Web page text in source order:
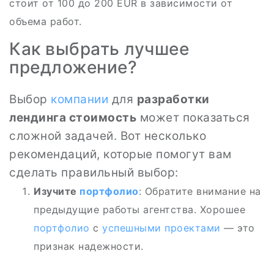
стоит от 100 до 200 EUR в зависимости от
объема работ.
Как выбрать лучшее
предложение?
Выбор компании для разработки
лендинга стоимость может показаться
сложной задачей. Вот несколько
рекомендаций, которые помогут вам
сделать правильный выбор:
Изучите портфолио: Обратите внимание на
предыдущие работы агентства. Хорошее
портфолио с успешными проектами — это
признак надежности.